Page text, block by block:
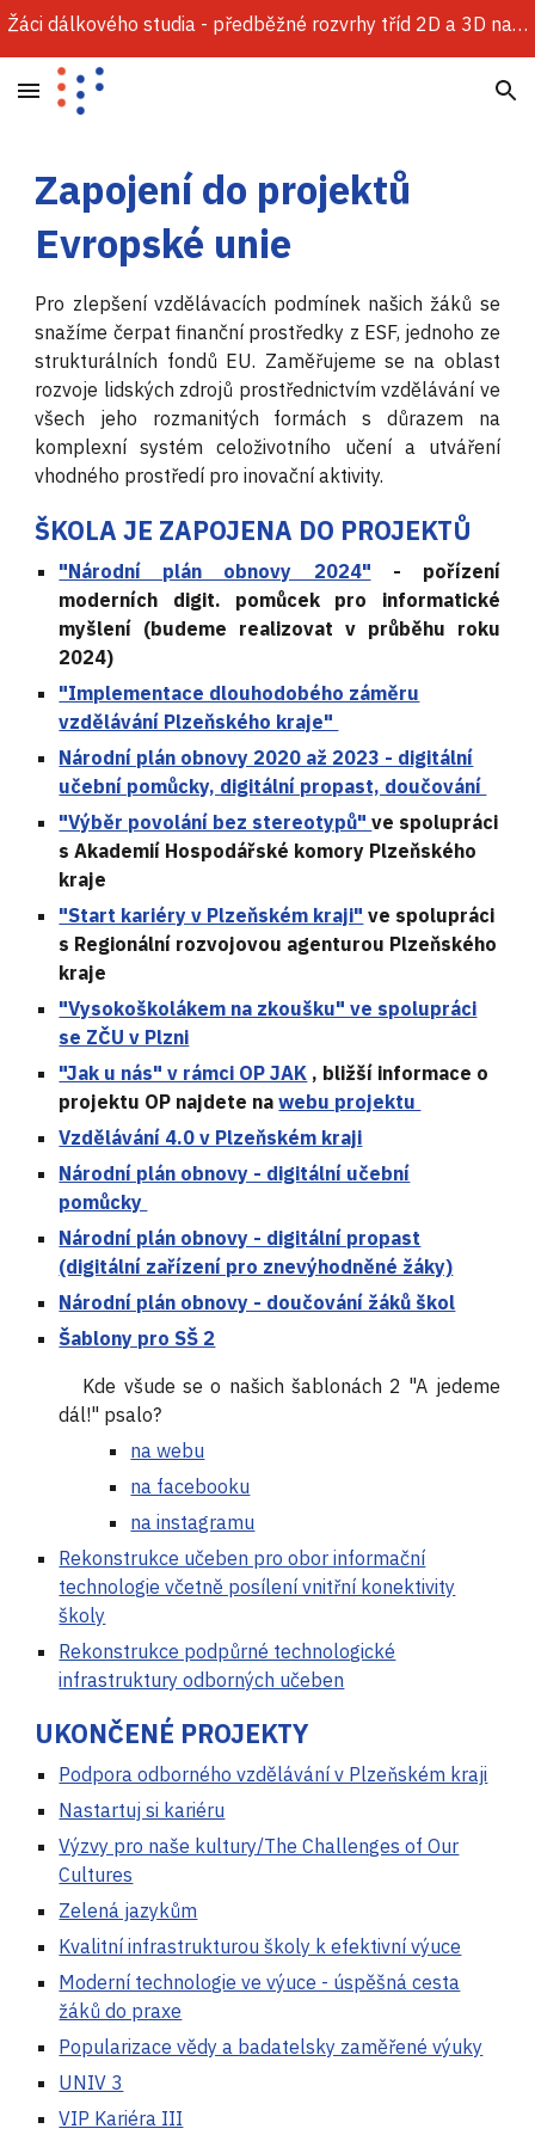
Žáci dálkového studia - předběžné rozvrhy tříd 2D a 3D najdete v sekci Dokumenty.
Zapojení do projektů
Evropské unie
Pro zlepšení vzdělávacích podmínek našich žáků se
snažíme čerpat finanční prostředky z ESF, jednoho ze
strukturálních fondů EU. Zaměřujeme se na oblast
rozvoje lidských zdrojů prostřednictvím vzdělávání ve
všech jeho rozmanitých formách s důrazem na
komplexní systém celoživotního učení a utváření
vhodného prostředí pro inovační aktivity.
ŠKOLA JE ZAPOJENA DO PROJEKTŮ
"Národní plán obnovy 2024" - pořízení
moderních digit. pomůcek pro informatické
myšlení (budeme realizovat v průběhu roku
2024)
"Implementace dlouhodobého záměru
vzdělávání Plzeňského kraje"
Národní plán obnovy 2020 až 2023 - digitální
učební pomůcky, digitální propast, doučování
"Výběr povolání bez stereotypů"ve spolupráci
s Akademií Hospodářské komory Plzeňského
kraje
"Start kariéry v Plzeňském kraji" ve spolupráci
s Regionální rozvojovou agenturou Plzeňského
kraje
"Vysokoškolákem na zkoušku" ve spolupráci
se ZČU v Plzni
"Jak u nás" v rámci OP JAK , bližší informace o
projektu OP najdete nawebu projektu
Vzdělávání 4.0 v Plzeňském kraji
Národní plán obnovy - digitální učební
pomůcky
Národní plán obnovy - digitální propast
(digitální zařízení pro znevýhodněné žáky)
Národní plán obnovy - doučování žáků škol
Šablony pro SŠ 2
Kde všude se o našich šablonách 2 "A jedeme
dál!" psalo?
na webu
na facebooku
na instagramu
Rekonstrukce učeben pro obor informační
technologie včetně posílení vnitřní konektivity
školy
Rekonstrukce podpůrné technologické
infrastruktury odborných učeben
UKONČENÉ PROJEKTY
Podpora odborného vzdělávání v Plzeňském kraji
Nastartuj si kariéru
Výzvy pro naše kultury/The Challenges of Our
Cultures
Zelená jazykům
Kvalitní infrastrukturou školy k efektivní výuce
Moderní technologie ve výuce - úspěšná cesta
žáků do praxe
Popularizace vědy a badatelsky zaměřené výuky
UNIV 3
VIP Kariéra III